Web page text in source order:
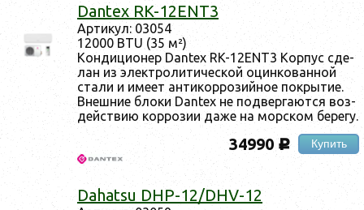
Dantex RK-12ENT3
Ар­ти­кул: 03054
12000 BTU (35 м²)
Кон­ди­ци­онер Dantex RK-12ENT3 Кор­пус сде­
лан из элек­тро­лити­чес­кой оцин­ко­ван­ной
ста­ли и име­ет ан­ти­кор­ро­зий­ное пок­ры­тие.
Внеш­ние бло­ки Dantex не под­верга­ют­ся воз­
дей­ствию кор­ро­зии да­же на мор­ском бе­регу.
34990 c Купить
Dahatsu DHP-12/DHV-12